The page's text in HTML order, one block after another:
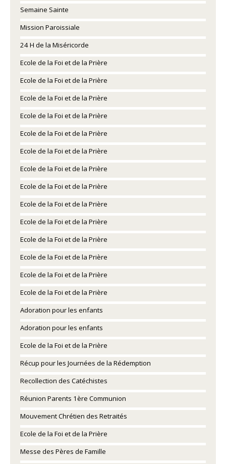
Semaine Sainte
Mission Paroissiale
24 H de la Miséricorde
Ecole de la Foi et de la Prière
Ecole de la Foi et de la Prière
Ecole de la Foi et de la Prière
Ecole de la Foi et de la Prière
Ecole de la Foi et de la Prière
Ecole de la Foi et de la Prière
Ecole de la Foi et de la Prière
Ecole de la Foi et de la Prière
Ecole de la Foi et de la Prière
Ecole de la Foi et de la Prière
Ecole de la Foi et de la Prière
Ecole de la Foi et de la Prière
Ecole de la Foi et de la Prière
Ecole de la Foi et de la Prière
Adoration pour les enfants
Adoration pour les enfants
Ecole de la Foi et de la Prière
Récup pour les Journées de la Rédemption
Recollection des Catéchistes
Réunion Parents 1ère Communion
Mouvement Chrétien des Retraités
Ecole de la Foi et de la Prière
Messe des Pères de Famille